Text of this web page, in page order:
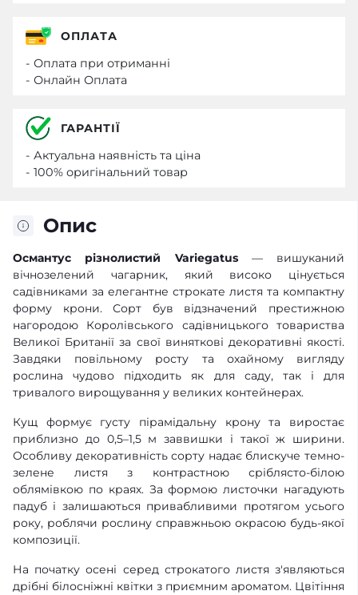
Опис
Османтус різнолистий Variegatus— вишуканий
вічнозелений чагарник, який високо цінується
садівниками за елегантне строкате листя та компактну
форму крони. Сорт був відзначений престижною
нагородою Королівського садівницького товариства
Великої Британії за свої виняткові декоративні якості.
Завдяки повільному росту та охайному вигляду
рослина чудово підходить як для саду, так і для
тривалого вирощування у великих контейнерах.
Кущ формує густу пірамідальну крону та виростає
приблизно до 0,5–1,5 м заввишки і такої ж ширини.
Особливу декоративність сорту надає блискуче темно-
зелене листя з контрастною сріблясто-білою
облямівкою по краях. За формою листочки нагадують
падуб і залишаються привабливими протягом усього
року, роблячи рослину справжньою окрасою будь-якої
композиції.
На початку осені серед строкатого листя з'являються
дрібні білосніжні квітки з приємним ароматом. Цвітіння
ОПЛАТА
- Оплата при отриманні
- Онлайн Оплата
ГАРАНТІЇ
- Актуальна наявність та ціна
- 100% оригінальний товар